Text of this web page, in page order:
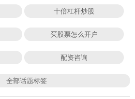
十倍杠杆炒股
买股票怎么开户
配资咨询
全部话题标签